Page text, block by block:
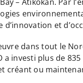
– Atikokan. Par
et
dans tout le
a investi plus de
créant ou